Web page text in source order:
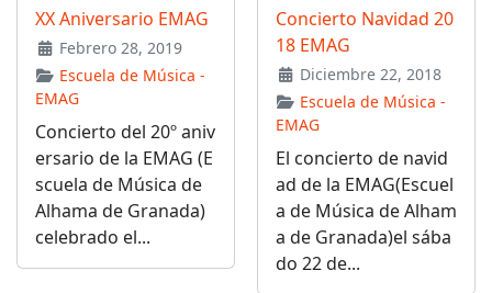
XX Aniversario EMAG
Febrero 28, 2019
Escuela de Música -
EMAG
Concierto del 20º aniv
ersario de la EMAG (E
scuela de Música de
Alhama de Granada)
celebrado el...
Concierto Navidad 20
18 EMAG
Diciembre 22, 2018
Escuela de Música -
EMAG
El concierto de navid
ad de la EMAG(Escuel
a de Música de Alham
a de Granada)el sába
do 22 de...